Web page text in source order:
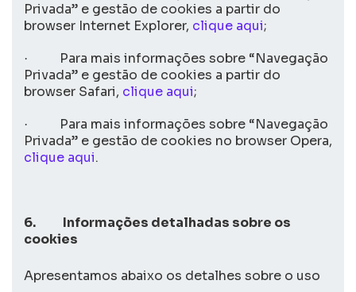
Privada” e gestão de cookies a partir do
browser Internet Explorer, clique aqui;
·
Para mais informações sobre “Navegação
Privada” e gestão de cookies a partir do
browser Safari, clique aqui;
·
Para mais informações sobre “Navegação
Privada” e gestão de cookies no browser Opera,
clique aqui.
6.
Informações detalhadas sobre os
cookies
Apresentamos abaixo os detalhes sobre o uso